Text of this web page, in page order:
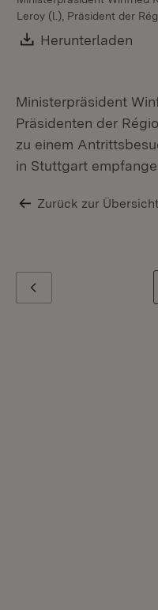
Leroy (l.), Präsident der
Download:
Herunterladen
Ministerpräsident
Präsidenten der
zu einem
in Stuttgart
Zurück zur Übersicht